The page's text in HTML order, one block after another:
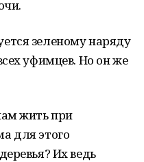
зеленому наряду
уфимцев. Но он же
жить при
для этого
Их ведь